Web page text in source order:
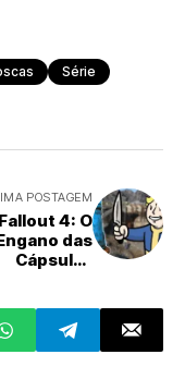
Série
POSTAGEM
Fallout 4: O
das
Cápsulas
Apocalipse